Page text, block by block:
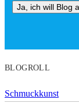
BLOGROLL
Schmuckkunst